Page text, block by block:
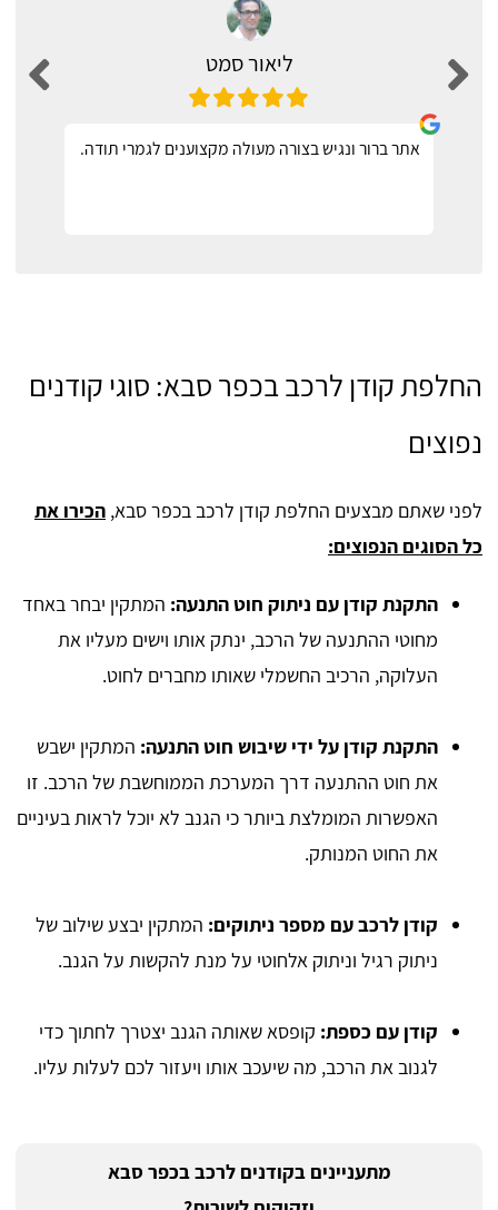
ליאור סמט
אתר ברור ונגיש בצורה מעולה מקצוענים לגמרי תודה.
החלפת קודן לרכב בכפר סבא: סוגי קודנים
נפוצים
לפני שאתם מבצעים החלפת קודן לרכב בכפר סבא, הכירו את
כל הסוגים הנפוצים:
התקנת קודן עם ניתוק חוט התנעה: המתקין יבחר באחד
מחוטי ההתנעה של הרכב, ינתק אותו וישים מעליו את
העלוקה, הרכיב החשמלי שאותו מחברים לחוט.
התקנת קודן על ידי שיבוש חוט התנעה: המתקין ישבש
את חוט ההתנעה דרך המערכת הממוחשבת של הרכב. זו
האפשרות המומלצת ביותר כי הגנב לא יוכל לראות בעיניים
את החוט המנותק.
קודן לרכב עם מספר ניתוקים: המתקין יבצע שילוב של
ניתוק רגיל וניתוק אלחוטי על מנת להקשות על הגנב.
קודן עם כספת: קופסא שאותה הגנב יצטרך לחתוך כדי
לגנוב את הרכב, מה שיעכב אותו ויעזור לכם לעלות עליו.
מתעניינים בקודנים לרכב בכפר סבא